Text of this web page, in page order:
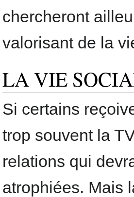
chercheront
valorisant de la
LA VIE
Si certains
trop souvent la
relations qui
atrophiées. Mais